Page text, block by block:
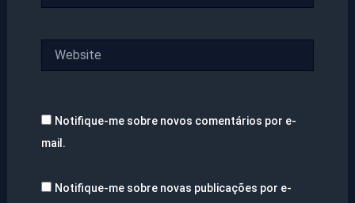
Notifique-me sobre novos comentários por e-
mail.
Notifique-me sobre novas publicações por e-